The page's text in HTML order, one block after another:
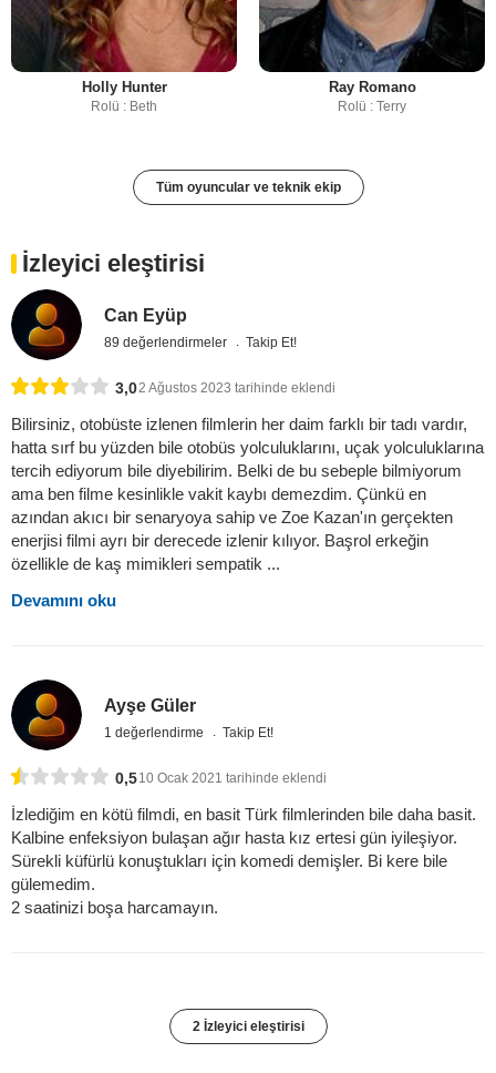
Holly Hunter
Rolü : Beth
Ray Romano
Rolü : Terry
Tüm oyuncular ve teknik ekip
İzleyici eleştirisi
Can Eyüp
89 değerlendirmeler Takip Et!
3,02 Ağustos 2023 tarihinde eklendi
Bilirsiniz, otobüste izlenen filmlerin her daim farklı bir tadı vardır,
hatta sırf bu yüzden bile otobüs yolculuklarını, uçak yolculuklarına
tercih ediyorum bile diyebilirim. Belki de bu sebeple bilmiyorum
ama ben filme kesinlikle vakit kaybı demezdim. Çünkü en
azından akıcı bir senaryoya sahip ve Zoe Kazan'ın gerçekten
enerjisi filmi ayrı bir derecede izlenir kılıyor. Başrol erkeğin
özellikle de kaş mimikleri sempatik ...
Devamını oku
Ayşe Güler
1 değerlendirme Takip Et!
0,510 Ocak 2021 tarihinde eklendi
İzlediğim en kötü filmdi, en basit Türk filmlerinden bile daha basit.
Kalbine enfeksiyon bulaşan ağır hasta kız ertesi gün iyileşiyor.
Sürekli küfürlü konuştukları için komedi demişler. Bi kere bile
gülemedim.
2 saatinizi boşa harcamayın.
2 İzleyici eleştirisi